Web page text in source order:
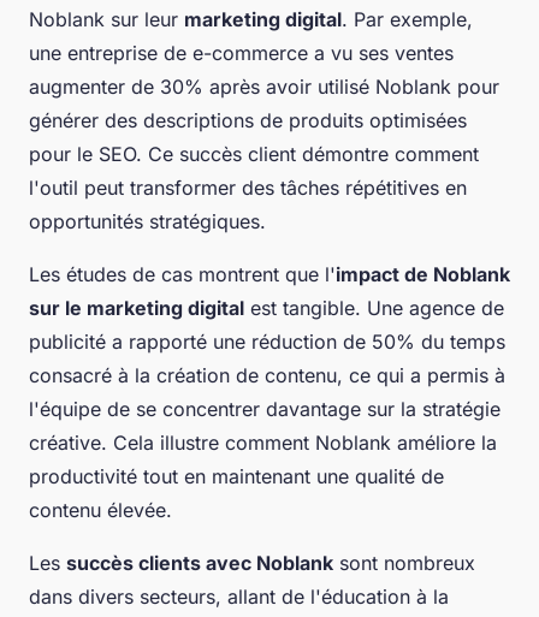
Noblank sur leur marketing digital. Par exemple,
une entreprise de e-commerce a vu ses ventes
augmenter de 30% après avoir utilisé Noblank pour
générer des descriptions de produits optimisées
pour le SEO. Ce succès client démontre comment
l'outil peut transformer des tâches répétitives en
opportunités stratégiques.
Les études de cas montrent que l'impact de Noblank
sur le marketing digital est tangible. Une agence de
publicité a rapporté une réduction de 50% du temps
consacré à la création de contenu, ce qui a permis à
l'équipe de se concentrer davantage sur la stratégie
créative. Cela illustre comment Noblank améliore la
productivité tout en maintenant une qualité de
contenu élevée.
Les succès clients avec Noblank sont nombreux
dans divers secteurs, allant de l'éducation à la